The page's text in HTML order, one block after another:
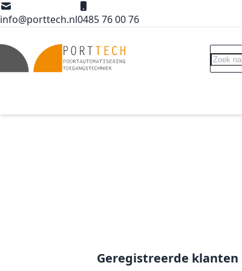
Ga naar de inhoud
info@porttech.nl0485 76 00 76
Search
Geregistreerde klanten